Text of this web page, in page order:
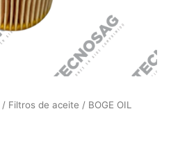
/ Filtros de aceite / BOGE OIL